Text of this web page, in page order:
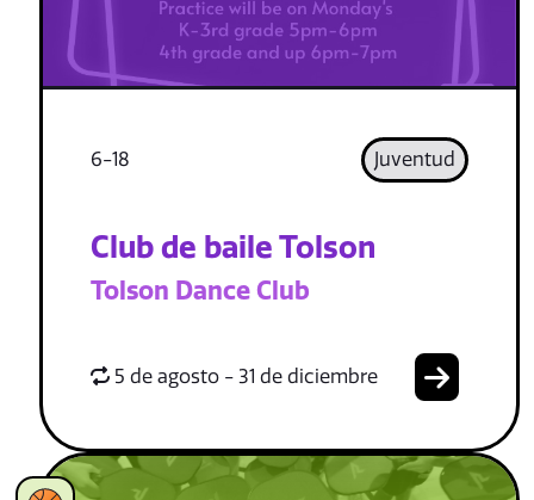
6-18 Juventud
Club de baile Tolson
Tolson Dance Club
5 de agosto - 31 de diciembre